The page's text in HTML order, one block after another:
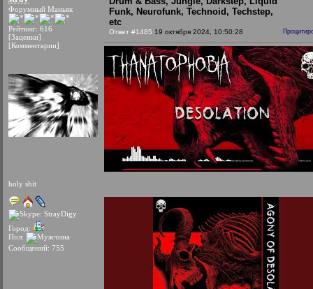
Форумный Маньяк
Рейтинг: 616
[Заценки]
[Комментарии]
holy shit
Город:
Пол:
Сообщений: 755
Funk, Neurofunk, Technoid, Techstep,
etc
Ответ #1485 19 октября 2024, 10:50:28